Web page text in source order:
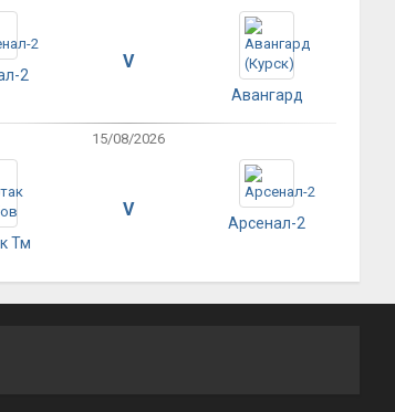
2
V
Авангард
15/08/2026
Тм
V
Арсенал-2